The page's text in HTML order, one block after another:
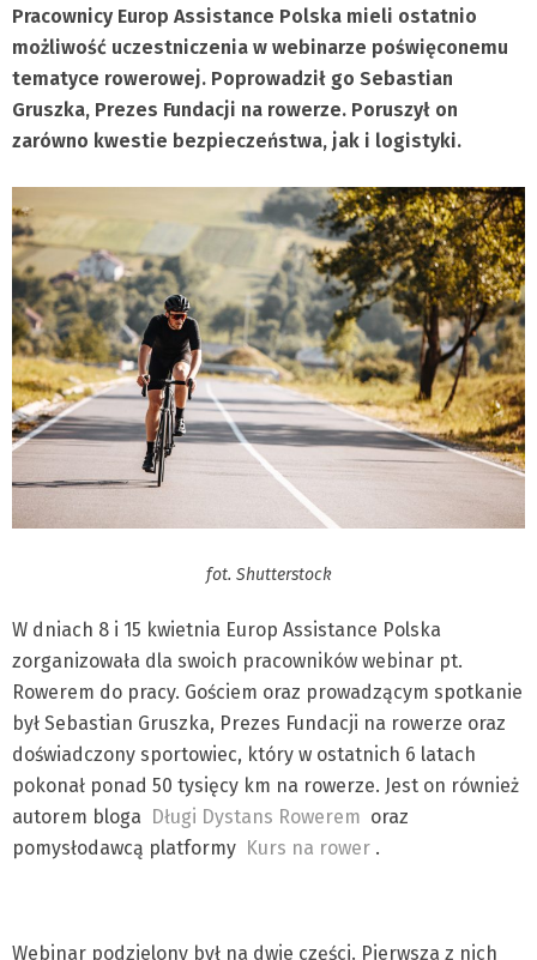
Pracownicy Europ Assistance Polska mieli ostatnio
możliwość uczestniczenia w webinarze poświęconemu
tematyce rowerowej. Poprowadził go Sebastian
Gruszka, Prezes Fundacji na rowerze. Poruszył on
zarówno kwestie bezpieczeństwa, jak i logistyki.
fot. Shutterstock
W dniach 8 i 15 kwietnia Europ Assistance Polska
zorganizowała dla swoich pracowników webinar pt.
Rowerem do pracy. Gościem oraz prowadzącym spotkanie
był Sebastian Gruszka, Prezes Fundacji na rowerze oraz
doświadczony sportowiec, który w ostatnich 6 latach
pokonał ponad 50 tysięcy km na rowerze. Jest on również
autorem bloga
Długi Dystans Rowerem oraz
pomysłodawcą platformy
Kurs na rower .
Webinar podzielony był na dwie części. Pierwsza z nich